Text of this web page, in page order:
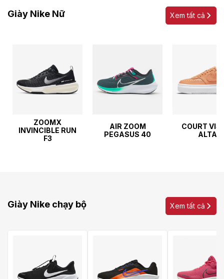
Giày Nike Nữ Xem tất cả
ZOOMX
INVINCIBLE RUN
F3
AIR ZOOM
PEGASUS 40
COURT
ALTA
Giày Nike chạy bộ Xem tất cả